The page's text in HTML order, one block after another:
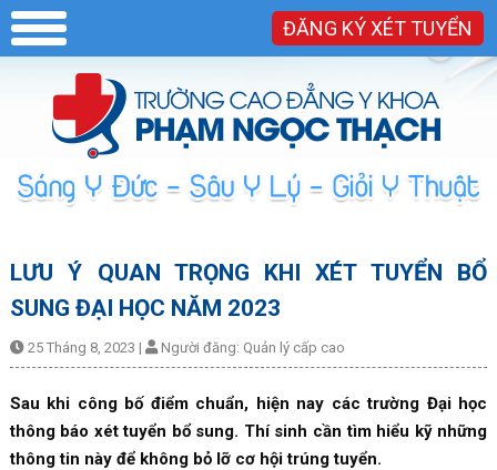
ĐĂNG KÝ XÉT TUYỂN
LƯU Ý QUAN TRỌNG KHI XÉT TUYỂN BỔ
SUNG ĐẠI HỌC NĂM 2023
25 Tháng 8, 2023 | Người đăng: Quản lý cấp cao
Sau khi công bố điểm chuẩn, hiện nay các trường Đại học
thông báo xét tuyển bổ sung. Thí sinh cần tìm hiểu kỹ những
thông tin này để không bỏ lỡ cơ hội trúng tuyển.